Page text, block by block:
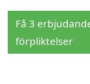
Få 3
förpliktelser